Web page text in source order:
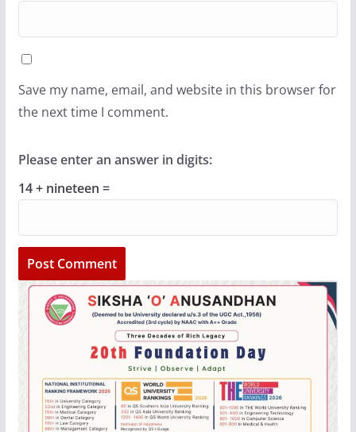
Save my name, email, and website in this browser for
the next time I comment.
Please enter an answer in digits:
14 + nineteen =